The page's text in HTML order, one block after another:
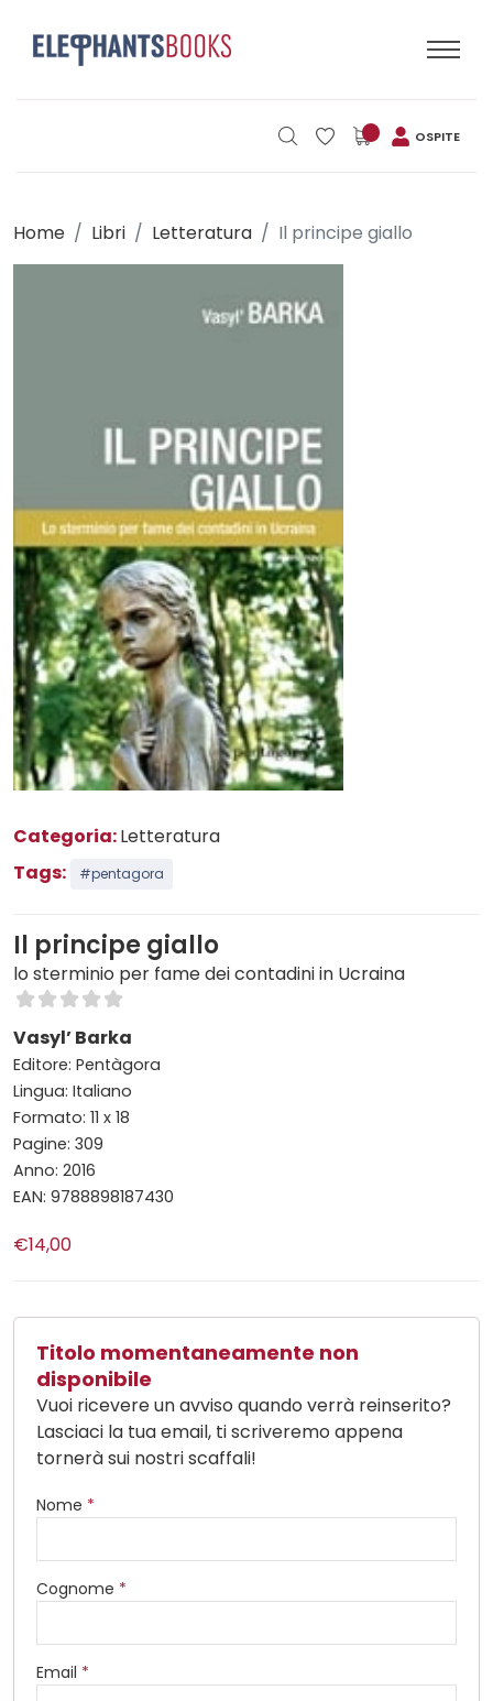
OSPITE
Home Libri Letteratura Il principe giallo
Categoria:Letteratura
Tags:
#pentagora
Il principe giallo
lo sterminio per fame dei contadini in Ucraina
Vasyl’ Barka
Editore: Pentàgora
Lingua: Italiano
Formato: 11 x 18
Pagine: 309
Anno: 2016
EAN: 9788898187430
€14,00
Titolo momentaneamente non
disponibile
Vuoi ricevere un avviso quando verrà reinserito?
Lasciaci la tua email, ti scriveremo appena
tornerà sui nostri scaffali!
Nome *
Cognome *
Email *